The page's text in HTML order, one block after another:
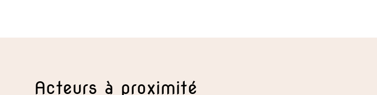
Acteurs à proximité